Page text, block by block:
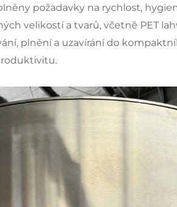
požadavky na rychlost,
velikostí a tvarů, včetně PET
plnění a uzavírání do